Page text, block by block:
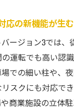
での実用性を高め
ン3の反応範囲拡
害物対応で得られ
ストの欠点と限界
応の新機能が生
ージョン3では、
運転でも高い認識
での細い柱や、
スクにも対応で
商業施設の立体